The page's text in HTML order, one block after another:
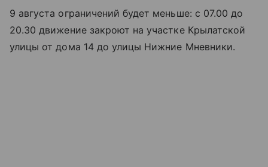
9 августа ограничений будет меньше: с 07.00 до
20.30 движение закроют на участке Крылатской
улицы от дома 14 до улицы Нижние Мневники.